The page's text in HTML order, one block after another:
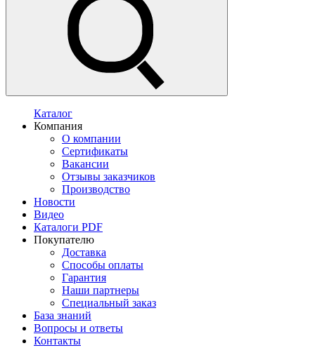
Каталог
Компания
О компании
Сертификаты
Вакансии
Отзывы заказчиков
Производство
Новости
Видео
Каталоги PDF
Покупателю
Доставка
Способы оплаты
Гарантия
Наши партнеры
Специальный заказ
База знаний
Вопросы и ответы
Контакты